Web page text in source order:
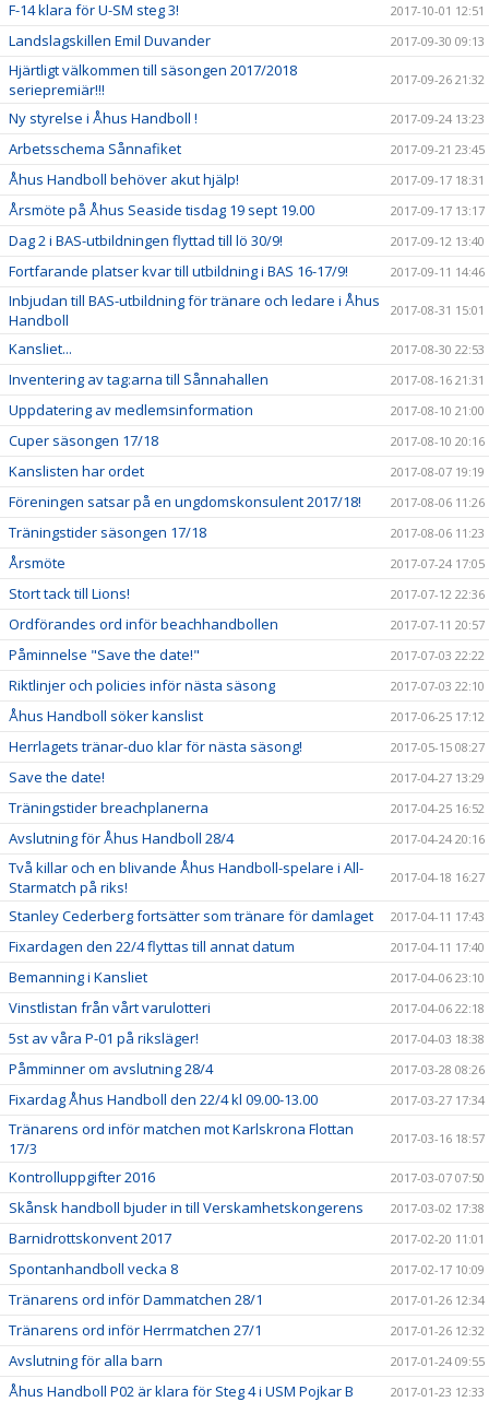
F-14 klara för U-SM steg 3! 2017-10-01 12:51
Landslagskillen Emil Duvander 2017-09-30 09:13
Hjärtligt välkommen till säsongen 2017/2018
seriepremiär!!!
2017-09-26 21:32
Ny styrelse i Åhus Handboll ! 2017-09-24 13:23
Arbetsschema Sånnafiket 2017-09-21 23:45
Åhus Handboll behöver akut hjälp! 2017-09-17 18:31
Årsmöte på Åhus Seaside tisdag 19 sept 19.00 2017-09-17 13:17
Dag 2 i BAS-utbildningen flyttad till lö 30/9! 2017-09-12 13:40
Fortfarande platser kvar till utbildning i BAS 16-17/9! 2017-09-11 14:46
Inbjudan till BAS-utbildning för tränare och ledare i Åhus
Handboll
2017-08-31 15:01
Kansliet... 2017-08-30 22:53
Inventering av tag:arna till Sånnahallen 2017-08-16 21:31
Uppdatering av medlemsinformation 2017-08-10 21:00
Cuper säsongen 17/18 2017-08-10 20:16
Kanslisten har ordet 2017-08-07 19:19
Föreningen satsar på en ungdomskonsulent 2017/18! 2017-08-06 11:26
Träningstider säsongen 17/18 2017-08-06 11:23
Årsmöte 2017-07-24 17:05
Stort tack till Lions! 2017-07-12 22:36
Ordförandes ord inför beachhandbollen 2017-07-11 20:57
Påminnelse "Save the date!" 2017-07-03 22:22
Riktlinjer och policies inför nästa säsong 2017-07-03 22:10
Åhus Handboll söker kanslist 2017-06-25 17:12
Herrlagets tränar-duo klar för nästa säsong! 2017-05-15 08:27
Save the date! 2017-04-27 13:29
Träningstider breachplanerna 2017-04-25 16:52
Avslutning för Åhus Handboll 28/4 2017-04-24 20:16
Två killar och en blivande Åhus Handboll-spelare i All-
Starmatch på riks!
2017-04-18 16:27
Stanley Cederberg fortsätter som tränare för damlaget 2017-04-11 17:43
Fixardagen den 22/4 flyttas till annat datum 2017-04-11 17:40
Bemanning i Kansliet 2017-04-06 23:10
Vinstlistan från vårt varulotteri 2017-04-06 22:18
5st av våra P-01 på riksläger! 2017-04-03 18:38
Påmminner om avslutning 28/4 2017-03-28 08:26
Fixardag Åhus Handboll den 22/4 kl 09.00-13.00 2017-03-27 17:34
Tränarens ord inför matchen mot Karlskrona Flottan
17/3
2017-03-16 18:57
Kontrolluppgifter 2016 2017-03-07 07:50
Skånsk handboll bjuder in till Verskamhetskongerens 2017-03-02 17:38
Barnidrottskonvent 2017 2017-02-20 11:01
Spontanhandboll vecka 8 2017-02-17 10:09
Tränarens ord inför Dammatchen 28/1 2017-01-26 12:34
Tränarens ord inför Herrmatchen 27/1 2017-01-26 12:32
Avslutning för alla barn 2017-01-24 09:55
Åhus Handboll P02 är klara för Steg 4 i USM Pojkar B 2017-01-23 12:33